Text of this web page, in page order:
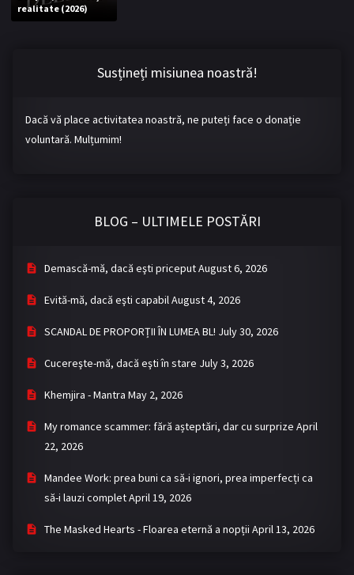
Bromance / BL China
LGBTQ+ NON-ASIA
BLOG
RECOMANDĂRI PROIECTE
ALĂTURĂ-TE
Înregistrează-te Autentificare
Contul meu Ieși
realitate (2026)
Susțineți misiunea noastră!
Dacă vă place activitatea noastră, ne puteți face o donație
voluntară. Mulțumim!
BLOG – ULTIMELE POSTĂRI
Demască-mă, dacă eşti priceputAugust 6, 2026
Evită-mă, dacă eşti capabilAugust 4, 2026
SCANDAL DE PROPORȚII ÎN LUMEA BL! July 30, 2026
Cucereşte-mă, dacă eşti în stare July 3, 2026
Khemjira - Mantra May 2, 2026
My romance scammer: fără așteptări, dar cu surprize April
22, 2026
Mandee Work: prea buni ca să-i ignori, prea imperfecți ca
să-i lauzi completApril 19, 2026
The Masked Hearts - Floarea eternă a nopții April 13, 2026